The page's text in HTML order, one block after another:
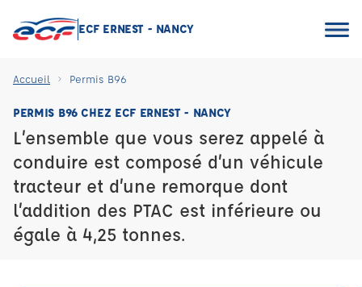
ECF ERNEST - NANCY
Accueil Permis B96
PERMIS B96 CHEZ ECF ERNEST - NANCY
L’ensemble que vous serez appelé à
conduire est composé d’un véhicule
tracteur et d’une remorque dont
l’addition des PTAC est inférieure ou
égale à 4,25 tonnes.